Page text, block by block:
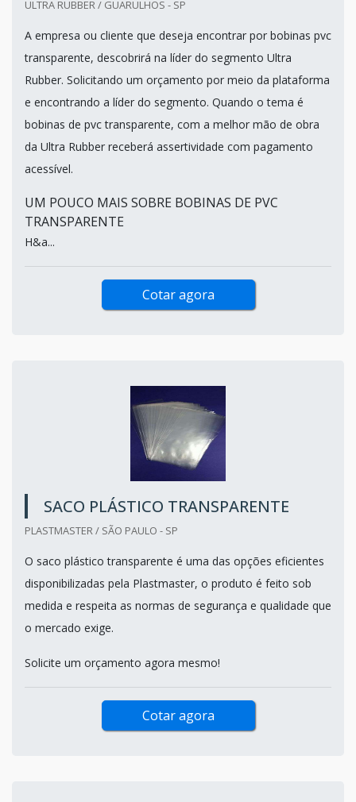
ULTRA RUBBER / GUARULHOS - SP
A empresa ou cliente que deseja encontrar por bobinas pvc
transparente, descobrirá na líder do segmento Ultra
Rubber. Solicitando um orçamento por meio da plataforma
e encontrando a líder do segmento. Quando o tema é
bobinas de pvc transparente, com a melhor mão de obra
da Ultra Rubber receberá assertividade com pagamento
acessível.
UM POUCO MAIS SOBRE BOBINAS DE PVC
TRANSPARENTE
H&a...
Cotar agora
SACO PLÁSTICO TRANSPARENTE
PLASTMASTER / SÃO PAULO - SP
O saco plástico transparente é uma das opções eficientes
disponibilizadas pela Plastmaster, o produto é feito sob
medida e respeita as normas de segurança e qualidade que
o mercado exige.
Solicite um orçamento agora mesmo!
Cotar agora